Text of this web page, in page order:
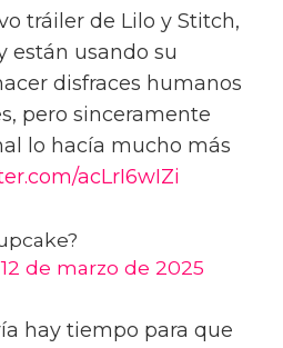
tráiler de Lilo y Stitch,
están usando su
disfraces humanos
pero sinceramente
lo hacía mucho más
acLrI6wIZi
12 de marzo de 2025
hay tiempo para que